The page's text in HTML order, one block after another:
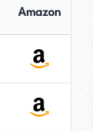
Amazon